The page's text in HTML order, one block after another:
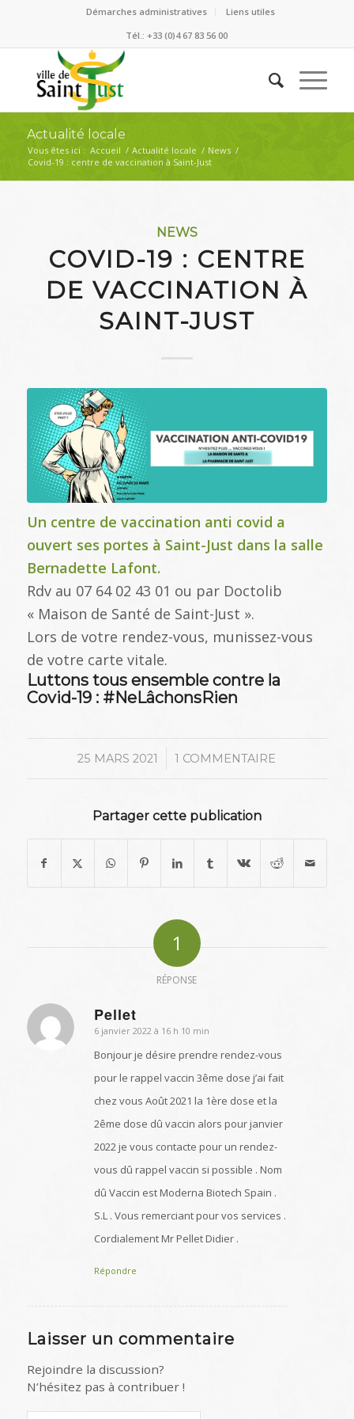
Démarches administratives
Liens utiles
Tél.: +33 (0)4 67 83 56 00
Actualité locale
Vous êtes ici : Accueil / Actualité locale / News /
Covid-19 : centre de vaccination à Saint-Just
NEWS
COVID-19 : CENTRE
DE VACCINATION À
SAINT-JUST
Un centre de vaccination anti covid a
ouvert ses portes à Saint-Just dans la salle
Bernadette Lafont.
Rdv au 07 64 02 43 01 ou par Doctolib
« Maison de Santé de Saint-Just ».
Lors de votre rendez-vous, munissez-vous
de votre carte vitale.
Luttons tous ensemble contre la
Covid-19 : #NeLâchonsRien
25 MARS 2021
/ 1 COMMENTAIRE
Partager cette publication
1
RÉPONSE
Pellet
dit
6 janvier 2022 à 16 h 10 min
Bonjour je désire prendre rendez-vous
pour le rappel vaccin 3ême dose j’ai fait
chez vous Août 2021 la 1ère dose et la
2ême dose dû vaccin alors pour janvier
2022 je vous contacte pour un rendez-
vous dû rappel vaccin si possible . Nom
dû Vaccin est Moderna Biotech Spain .
S.L . Vous remerciant pour vos services .
Cordialement Mr Pellet Didier .
Répondre
Laisser un commentaire
Rejoindre la discussion?
N’hésitez pas à contribuer !